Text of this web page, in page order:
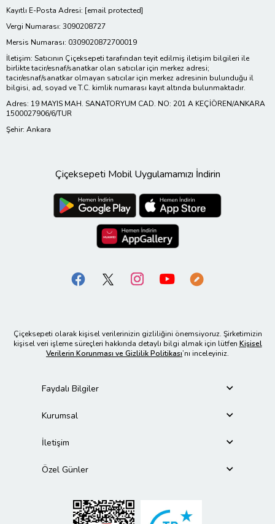
Kayıtlı E-Posta Adresi: [email protected]
Vergi Numarası: 3090208727
Mersis Numarası: 0309020872700019
İletişim: Satıcının Çiçeksepeti tarafından teyit edilmiş iletişim bilgileri ile
birlikte tacir/esnaf/sanatkar olan satıcılar için merkez adresi;
tacir/esnaf/sanatkar olmayan satıcılar için merkez adresinin bulunduğu il
bilgisi, ad, soyad ve T.C. kimlik numarası kayıt altında bulunmaktadır.
Adres: 19 MAYIS MAH. SANATORYUM CAD. NO: 201 A KEÇİÖREN/ANKARA
1500027906/6/TUR
Şehir: Ankara
Çiçeksepeti Mobil Uygulamamızı İndirin
Çiçeksepeti olarak kişisel verilerinizin gizliliğini önemsiyoruz. Şirketimizin
kişisel veri işleme süreçleri hakkında detaylı bilgi almak için lütfen Kişisel
Verilerin Korunması ve Gizlilik Politikası’nı inceleyiniz.
Faydalı Bilgiler
Kurumsal
İletişim
Özel Günler